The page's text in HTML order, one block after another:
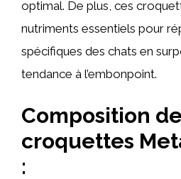
optimal. De plus, ces
nutriments essentiels pour
spécifiques des chats en
tendance à l’embonpoint.
Composition
croquettes
: